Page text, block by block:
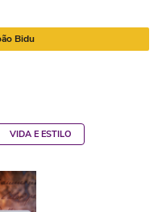
Bidu
VIDA E ESTILO